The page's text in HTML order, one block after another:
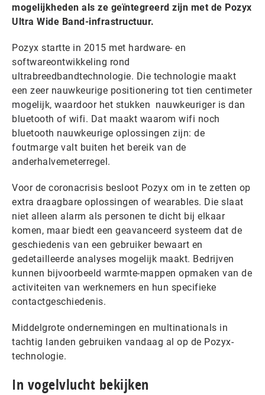
mogelijkheden als ze geïntegreerd zijn met de Pozyx
Ultra Wide Band-infrastructuur.
Pozyx startte in 2015 met hardware- en
softwareontwikkeling rond
ultrabreedbandtechnologie. Die technologie maakt
een zeer nauwkeurige positionering tot tien centimeter
mogelijk, waardoor het stukken nauwkeuriger is dan
bluetooth of wifi. Dat maakt waarom wifi noch
bluetooth nauwkeurige oplossingen zijn: de
foutmarge valt buiten het bereik van de
anderhalvemeterregel.
Voor de coronacrisis besloot Pozyx om in te zetten op
extra draagbare oplossingen of wearables. Die slaat
niet alleen alarm als personen te dicht bij elkaar
komen, maar biedt een geavanceerd systeem dat de
geschiedenis van een gebruiker bewaart en
gedetailleerde analyses mogelijk maakt. Bedrijven
kunnen bijvoorbeeld warmte-mappen opmaken van de
activiteiten van werknemers en hun specifieke
contactgeschiedenis.
Middelgrote ondernemingen en multinationals in
tachtig landen gebruiken vandaag al op de Pozyx-
technologie.
In vogelvlucht bekijken